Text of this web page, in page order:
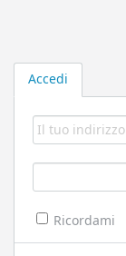
Accedi
Ricordami